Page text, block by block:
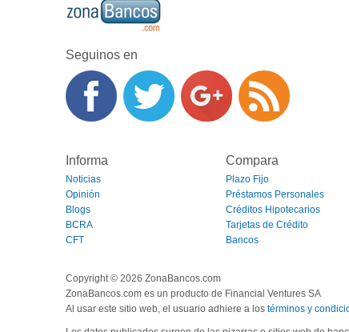
Seguinos en
Informa
Noticias
Opinión
Blogs
BCRA
CFT
Compara
Plazo Fijo
Préstamos Personales
Créditos Hipotecarios
Tarjetas de Crédito
Bancos
Copyright © 2026 ZonaBancos.com
ZonaBancos.com es un producto de Financial Ventures SA
Al usar este sitio web, el usuario adhiere a los términos y